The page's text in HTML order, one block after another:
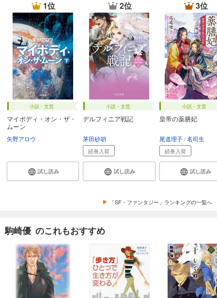
1位
小説・文芸
マイボディ・オン・ザ・
ムーン
矢野アロウ
試し読み
2位
小説・文芸
デルフィニア戦記
茅田砂胡
続巻入荷
試し読み
3位
小説・文芸
皇帝の薬膳妃
尾道理子 名司生
続巻入荷
試し読み
「SF・ファンタジー」ランキングの一覧へ
駒崎優 のこれもおすすめ